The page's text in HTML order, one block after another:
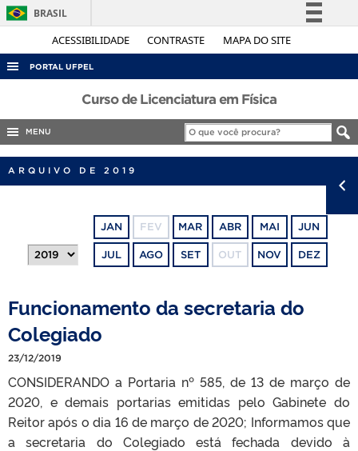
ACESSIBILIDADE CONTRASTE MAPA DO SITE
BRASIL
Simplifique!
Legislação
Canais
PORTAL UFPEL
ACESSO À INFORMAÇÃO
AUDITORIA
CONCURSOS
OUVIDORIA
TELEFONES
Curso de Licenciatura em Física
MENU
ARQUIVO DE 2019
JAN FEV MAR ABR MAI JUN
JUL AGO SET OUT NOV DEZ
Funcionamento da secretaria do
Colegiado
23/12/2019
CONSIDERANDO a Portaria nº 585, de 13 de março de
2020, e demais portarias emitidas pelo Gabinete do
Reitor após o dia 16 de março de 2020; Informamos que
a secretaria do Colegiado está fechada devido à